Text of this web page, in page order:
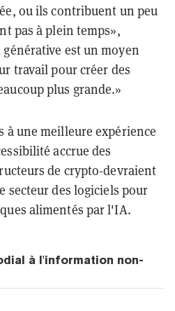
ou ils contribuent un peu
pas à plein temps»,
est un moyen
travail pour créer des
plus grande.»
à une meilleure expérience
accrue des
de crypto-devraient
secteur des logiciels pour
alimentés par l'IA.
à l'information non-